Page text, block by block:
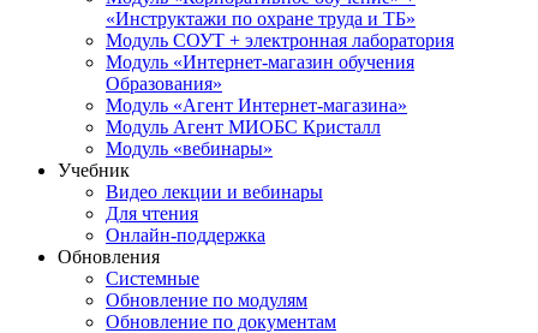
«Инструктажи по охране труда и ТБ»
Модуль СОУТ + электронная лаборатория
Модуль «Интернет-магазин обучения
Образования»
Модуль «Агент Интернет-магазина»
Модуль Агент МИОБС Кристалл
Модуль «вебинары»
Учебник
Видео лекции и вебинары
Для чтения
Онлайн-поддержка
Обновления
Системные
Обновление по модулям
Обновление по документам